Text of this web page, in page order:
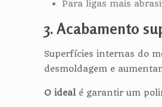
Para ligas mais
3. Acabamento
Superfícies internas do
desmoldagem e
O idealé garantir um